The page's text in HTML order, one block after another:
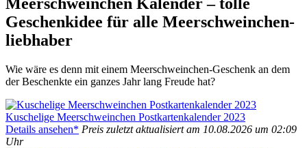
Geschenk­idee für alle Meer­schwein­chen­
lieb­ha­ber
Wie wäre es denn mit einem Meer­schwein­chen-Geschenk an dem
der Beschenk­te ein gan­zes Jahr lang Freu­de hat?
Kusche­li­ge Meer­schwein­chen Post­kar­ten­ka­len­der 2023
Details anse­hen* Preis zuletzt aktua­li­siert am 10.08.2026 um 02:09
Uhr